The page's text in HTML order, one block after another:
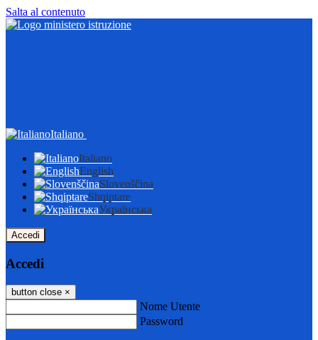
Salta al contenuto
Italiano
Italiano
English
Slovenščina
Shqiptare
Українська
Accedi
Accedi
button close ×
Nome Utente
Password